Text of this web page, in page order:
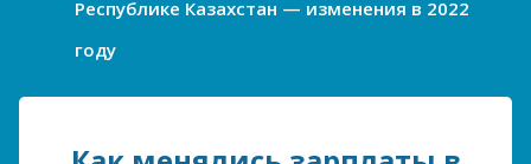
Республике Казахстан — изменения в 2022
году